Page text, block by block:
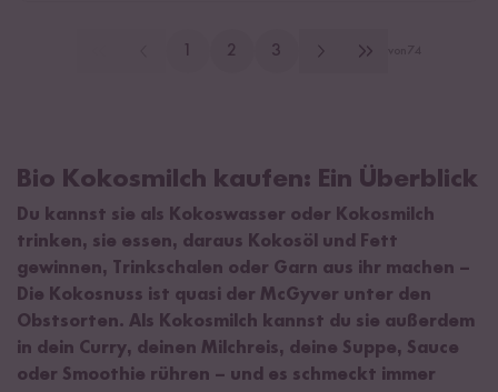
1 2 3
Bio Kokosmilch kaufen: Ein Überblick
Du kannst sie als Kokoswasser oder Kokosmilch
trinken, sie essen, daraus Kokosöl und Fett
gewinnen, Trinkschalen oder Garn aus ihr machen –
Die Kokosnuss ist quasi der McGyver unter den
Obstsorten. Als Kokosmilch kannst du sie außerdem
in dein Curry, deinen Milchreis, deine Suppe, Sauce
oder Smoothie rühren – und es schmeckt immer